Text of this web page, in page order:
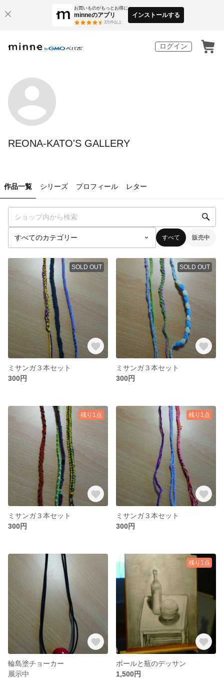
お買いものがもっとお得に
minneのアプリ
3万件以上
インストールする
ログイン
REONA-KATO'S GALLERY
作品一覧 シリーズ プロフィール レター
すべて 販売中
SOLD OUT
ミサンガ３本セット
300円
SOLD OUT
ミサンガ３本セット
300円
残り1点
ミサンガ３本セット
300円
残り1点
ミサンガ３本セット
300円
輪島塗チョーカー
展示中
残り1点
ボールと瓶のデッサン
1,500円